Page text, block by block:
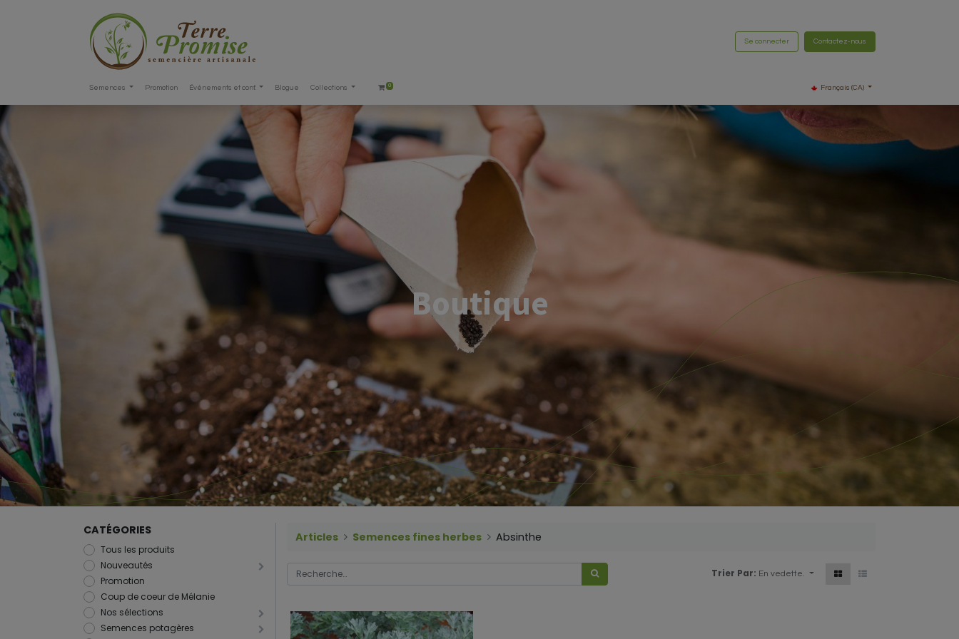
Se connecter Contactez-nous
Semences Promotion Événements et conf. Blogue Collections 0 Français (CA)
Boutique
CATÉGORIES
Tous les produits
Nouveautés
Promotion
Coup de coeur de Mélanie
Nos sélections
Semences potagères
Articles Semences fines herbes Absinthe
Trier Par: En vedette.